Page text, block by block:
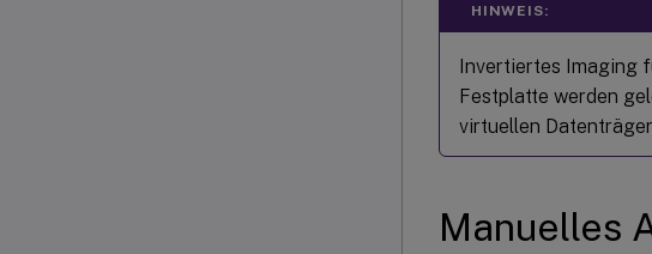
HINWEIS:
Invertiertes Imaging
Festplatte werden
virtuellen
Manuelles